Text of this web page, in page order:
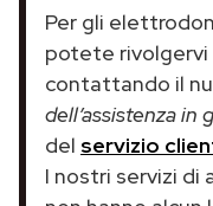
Per gli
potete rivolgervi
contattando il
dell’assistenza in
del servizio
I nostri servizi